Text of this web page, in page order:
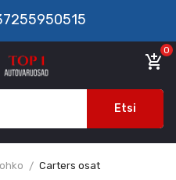
add_shopping_cart
0
Etsi
Carters osat